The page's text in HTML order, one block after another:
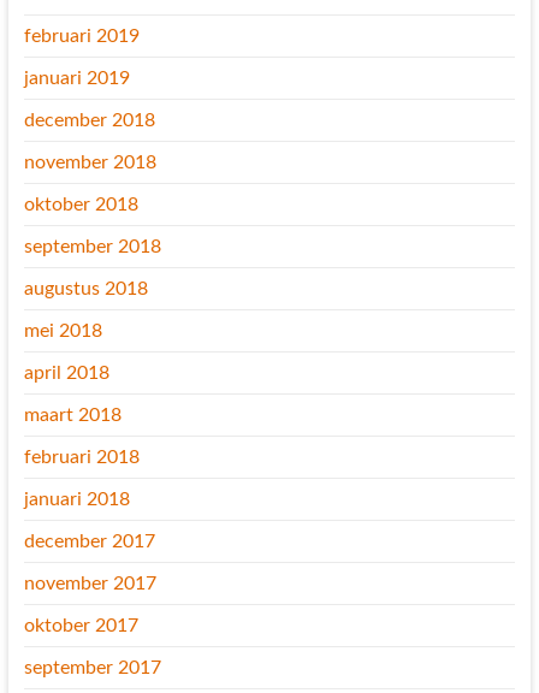
februari 2019
januari 2019
december 2018
november 2018
oktober 2018
september 2018
augustus 2018
mei 2018
april 2018
maart 2018
februari 2018
januari 2018
december 2017
november 2017
oktober 2017
september 2017